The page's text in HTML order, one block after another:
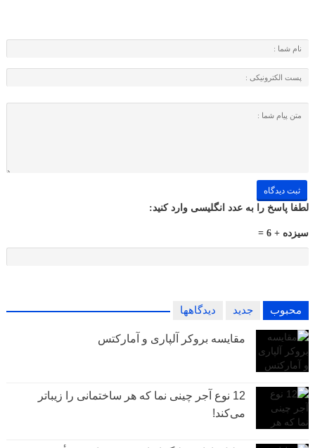
لطفا پاسخ را به عدد انگلیسی وارد کنید:
سیزده + 6 =
محبوب جدید دیدگاهها
مقایسه بروکر آلپاری و آمارکتس
12 نوع آجر چینی نما که هر ساختمانی را زیباتر
می‌کند!